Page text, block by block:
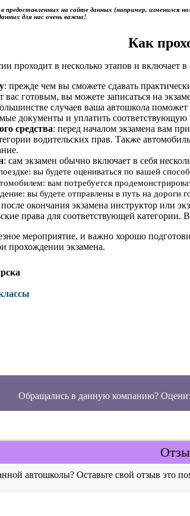
предоставленных на сайте данных (например,
для нас очень важна!
Как
проходит в несколько этапов и включает
: прежде чем вы сможете сдавать
вас готовым, вы можете записаться на
случаев ваша автошкола
документы и уплатить
средства: перед началом экзамена вам
водительских прав. Также
: сам экзамен обычно включает в себя
вы будете оцениваться по вашей
вам потребуется
вы будете отправлены в путь на дороги
после окончания экзамена инструктор или
права для соответствующей
мероприятие, и важно хорошо
прохождении экзамена.
Обращались в данную компанию?
автошколы? Оставьте свой отзыв